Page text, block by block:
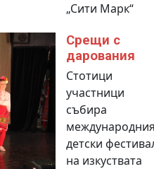
„Сити Марк“
Срещи с
дарования
Стотици
участници
събира
детски
на изкуствата